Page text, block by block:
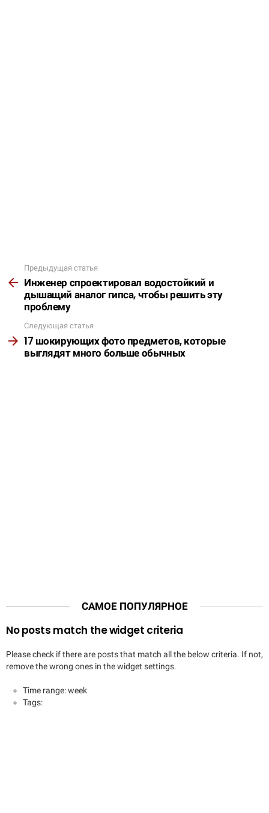
Подробнее
Предыдущая статья
Инженер спроектировал водостойкий и
дышащий аналог гипса, чтобы решить эту
проблему
Следующая статья
17 шокирующих фото предметов, которые
выглядят много больше обычных
САМОЕ ПОПУЛЯРНОЕ
No posts match the widget criteria
Please check if there are posts that match all the below criteria. If not,
remove the wrong ones in the widget settings.
Time range: week
Tags: